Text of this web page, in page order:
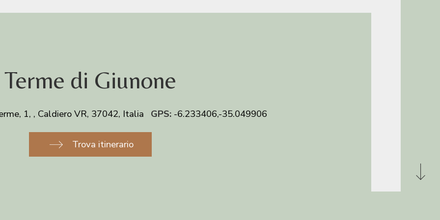
Terme di Giunone
1, , Caldiero VR, 37042, Italia GPS: -6.233406,-35.049906
Trova itinerario